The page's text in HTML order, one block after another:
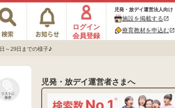
ログイン
会員登録
児発・放デイ運営法人向け
施設を掲載するopen_in_new
療育教材を申込むopen_in_new
～29日までの様子♪
リストに
保存
児発・放デイ運営者さまへ